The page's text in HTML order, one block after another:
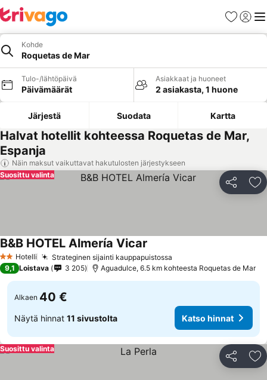
Suosikit
Kohde
Roquetas de Mar
Tulo-/lähtöpäivä
Päivämäärät
Asiakkaat ja huoneet
2 asiakasta, 1 huone
Järjestä Suodata Kartta
Halvat hotellit kohteessa Roquetas de Mar,
Espanja
Näin maksut vaikuttavat hakutulosten järjestykseen
Jaa
Suosittu valinta
2 Tähtiluokitus
Hotelli Strateginen sijainti kauppapuistossa
B&B HOTEL Almería Vicar
9,1 Loistava 3 205 Aguadulce, 6.5 km kohteesta Roquetas de Mar
Alkaen 40 €
Näytä hinnat 11 sivustolta Katso hinnat
Jaa
Suosittu valinta